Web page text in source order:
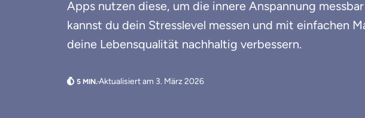
Apps nutzen diese, um die innere Anspannung
kannst du dein Stresslevel messen und mit einfachen
deine Lebensqualität nachhaltig verbessern.
Aktualisiert am 3. März 2026